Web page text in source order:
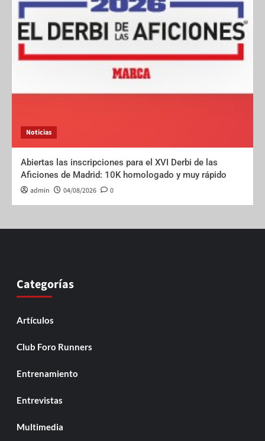
Noticias
Abiertas las inscripciones para el XVI Derbi de las
Aficiones de Madrid: 10K homologado y muy rápido
admin 04/08/2026 0
Categorías
Artículos
Club Foro Runners
Entrenamiento
Entrevistas
Multimedia